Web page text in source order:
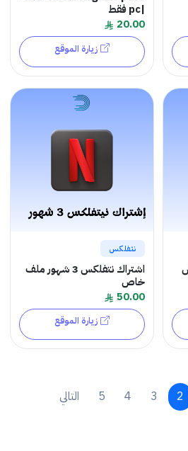
|pc فقط
20.00
زيارة الموقع
نتفلكس
اشتراك نتفلكس 3 شهور ملف
خاص
50.00
زيارة الموقع
2
3
4
5 التالي